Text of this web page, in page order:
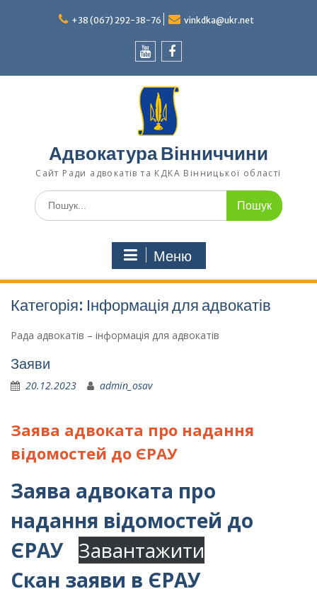
+38 (067) 292-38-76 vinkdka@ukr.net
Адвокатура Вінниччини
Сайт Ради адвокатів та КДКА Вінницької області
Шукати:
Меню
Категорія: Інформація для адвокатів
Рада адвокатів – інформація для адвокатів
Заяви
20.12.2023 admin_osav
Заява адвоката про надання
відомостей до ЄРАУ
Заява адвоката про
надання відомостей до
ЄРАУ Завантажити
Скан заяви в ЄРАУ